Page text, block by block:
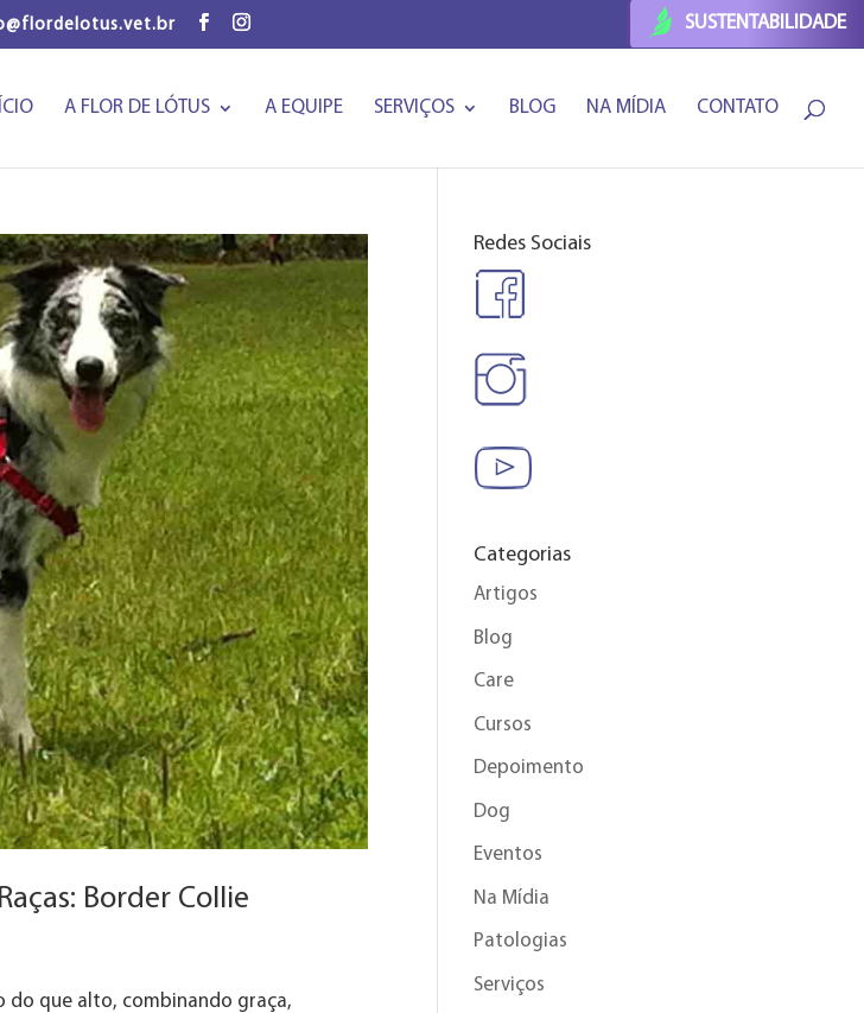
A FLOR DE LÓTUS A EQUIPE SERVIÇOS BLOG NA MÍDIA CONTATO
Border Collie
do que alto, combinando graça,
Redes Sociais
Categorias
Artigos
Blog
Care
Cursos
Depoimento
Dog
Eventos
Na Mídia
Patologias
Serviços
SUSTENTABILIDADE